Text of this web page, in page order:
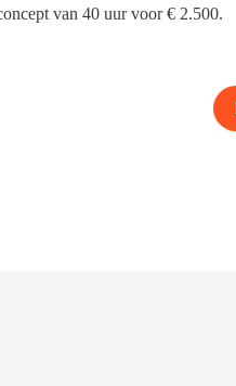
van 40 uur voor € 2.500.